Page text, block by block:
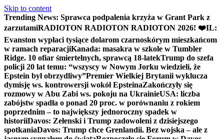
Skip to content
Trending News: Sprawca podpalenia krzyża w Grant Park z
zarzutamiRADIOTON RADIOTON RADIOTON 2026! ❤️IL:
Evanston wypłaci tysiące dolarom czarnoskórym mieszkańcom
w ramach reparacjiKanada: masakra w szkole w Tumbler
Ridge. 10 ofiar śmiertelnych, sprawcą 18-latekTrump do szefa
policji 20 lat temu: “wszyscy w Nowym Jorku wiedzieli, że
Epstein był obrzydliwy”Premier Wielkiej Brytanii wyklucza
dymisję ws. kontrowersji wokół EpsteinaZakończyły się
rozmowy w Abu Zabi ws. pokoju na UkrainieUSA: liczba
zabójstw spadła o ponad 20 proc. w porównaniu z rokiem
poprzednim – to największy jednoroczny spadek w
historiiDavos: Zełenski i Trump zadowoleni z dzisiejszego
spotkaniaDavos: Trump chce Grenlandii. Bez wojska – ale z